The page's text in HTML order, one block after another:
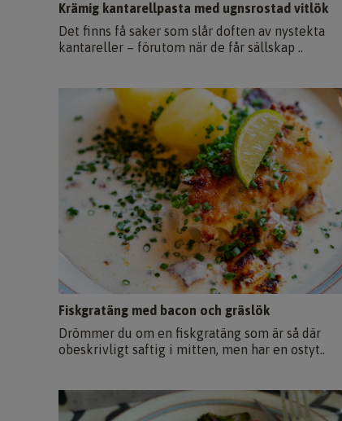
Krämig kantarellpasta med ugnsrostad vitlök
Det finns få saker som slår doften av nystekta
kantareller – förutom när de får sällskap ..
Fiskgratäng med bacon och gräslök
Drömmer du om en fiskgratäng som är så där
obeskrivligt saftig i mitten, men har en ostyt..